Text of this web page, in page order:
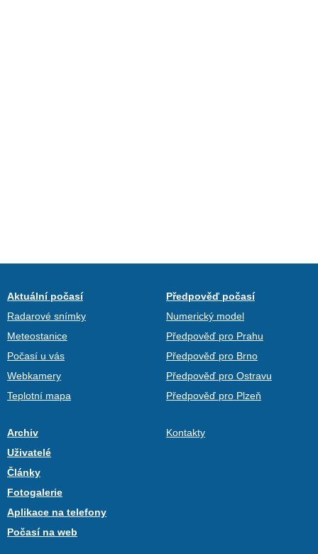
Aktuální počasí
Radarové snímky
Meteostanice
Počasí u vás
Webkamery
Teplotní mapa
Předpověď počasí
Numerický model
Předpověď pro Prahu
Předpověď pro Brno
Předpověď pro Ostravu
Předpověď pro Plzeň
Archiv
Uživatelé
Články
Fotogalerie
Aplikace na telefony
Počasí na web
Kontakty